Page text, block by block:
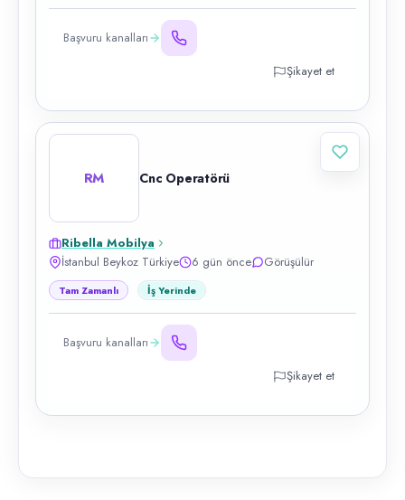
Başvuru kanalları
Şikayet et
RM Cnc Operatörü
Ribella Mobilya
İstanbul Beykoz Türkiye
6 gün önce Görüşülür
Tam Zamanlı İş Yerinde
Başvuru kanalları
Şikayet et